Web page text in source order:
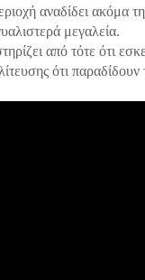
αναδίδει ακόμα
μεγαλεία.
από τότε ότι
ότι